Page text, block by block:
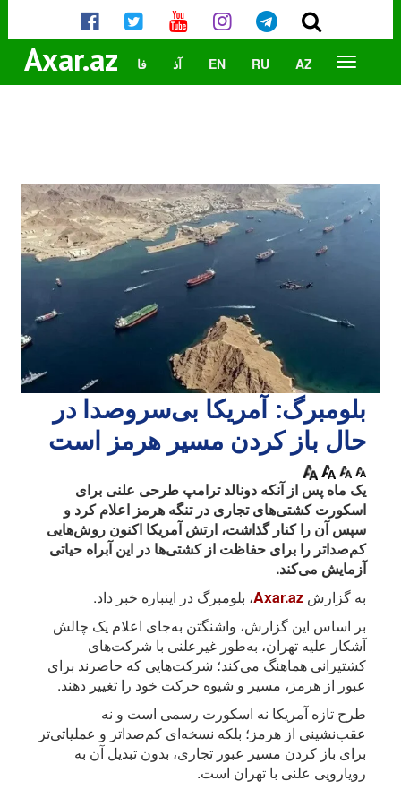
Axar.az AZ
RU
EN آذ فا
بلومبرگ: آمریکا بی‌سروصدا در
حال باز کردن مسیر هرمز است
یک ماه پس از آنکه دونالد ترامپ طرحی علنی برای
اسکورت کشتی‌های تجاری در تنگه هرمز اعلام کرد و
سپس آن را کنار گذاشت، ارتش آمریکا اکنون روش‌هایی
کم‌صداتر را برای حفاظت از کشتی‌ها در این آبراه حیاتی
آزمایش می‌کند.
به گزارش Axar.az، بلومبرگ در اینباره خبر داد.
بر اساس این گزارش، واشنگتن به‌جای اعلام یک چالش
آشکار علیه تهران، به‌طور غیرعلنی با شرکت‌های
کشتیرانی هماهنگ می‌کند؛ شرکت‌هایی که حاضرند برای
عبور از هرمز، مسیر و شیوه حرکت خود را تغییر دهند.
طرح تازه آمریکا نه اسکورت رسمی است و نه
عقب‌نشینی از هرمز؛ بلکه نسخه‌ای کم‌صداتر و عملیاتی‌تر
برای باز کردن مسیر عبور تجاری، بدون تبدیل آن به
رویارویی علنی با تهران است.